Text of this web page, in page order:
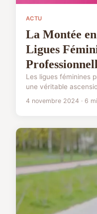
ACTU
La Montée
Ligues
Les ligues féminines
une véritable
4 novembre 2024 · 6